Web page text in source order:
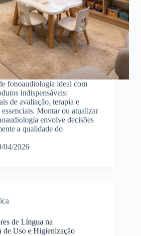
fonoaudiologia ideal com
indispensáveis:
de avaliação, terapia e
Montar ou atualizar
envolve decisões
a qualidade do
04/2026
de Língua na
Uso e Higienização